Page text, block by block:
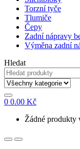
Torzní tyče
Tlumiče
Čepy
Zadní nápravy
Výměna zadní
Hledat
0 0.00 Kč
Žádné produkty